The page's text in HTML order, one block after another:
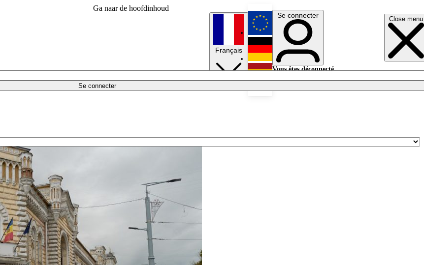
Ga naar de hoofdinhoud
Close menu
Se connecter
Français
English
Deutsch
Se connecter
Vous êtes déconnecté.